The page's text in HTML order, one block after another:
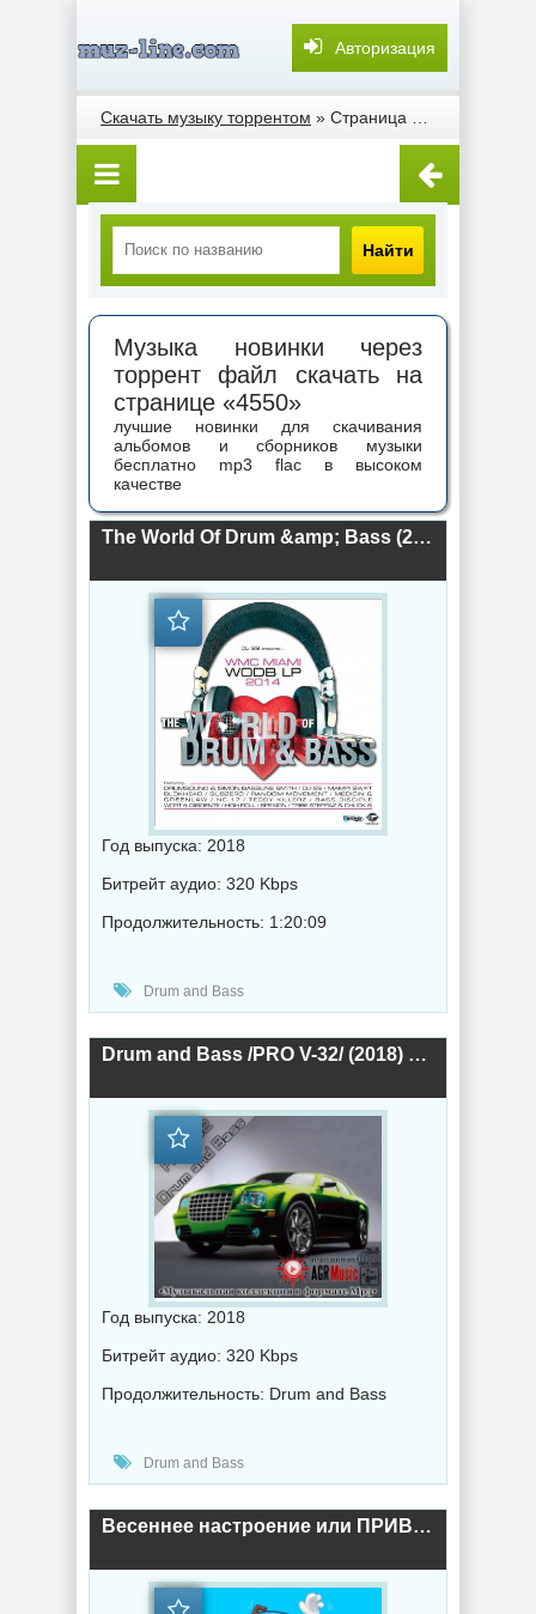
Авторизация
Скачать музыку торрентом » Страница 4550
Найти
Музыка новинки через
торрент файл скачать на
странице «4550»
лучшие новинки для скачивания
альбомов и сборников музыки
бесплатно mp3 flac в высоком
качестве
The World Of Drum &amp; Bass (2018) торрент
Год выпуска: 2018
Битрейт аудио: 320 Kbps
Продолжительность: 1:20:09
Drum and Bass
Drum and Bass /PRO V-32/ (2018) торрент
Год выпуска: 2018
Битрейт аудио: 320 Kbps
Продолжительность: Drum and Bass
Drum and Bass
Весеннее настроение или ПРИВЕТ СОСЕДЯМ! (2018) торрент